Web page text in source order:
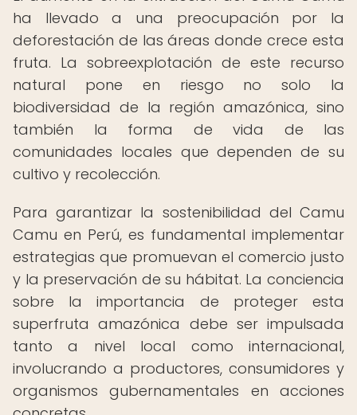
ha llevado a una preocupación por la
deforestación de las áreas donde crece esta
fruta. La sobreexplotación de este recurso
natural pone en riesgo no solo la
biodiversidad de la región amazónica, sino
también la forma de vida de las
comunidades locales que dependen de su
cultivo y recolección.
Para garantizar la sostenibilidad del Camu
Camu en Perú, es fundamental implementar
estrategias que promuevan el comercio justo
y la preservación de su hábitat. La conciencia
sobre la importancia de proteger esta
superfruta amazónica debe ser impulsada
tanto a nivel local como internacional,
involucrando a productores, consumidores y
organismos gubernamentales en acciones